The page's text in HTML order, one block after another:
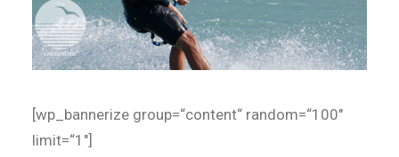
[wp_bannerize group=“content“ random=“100″
limit=“1″]